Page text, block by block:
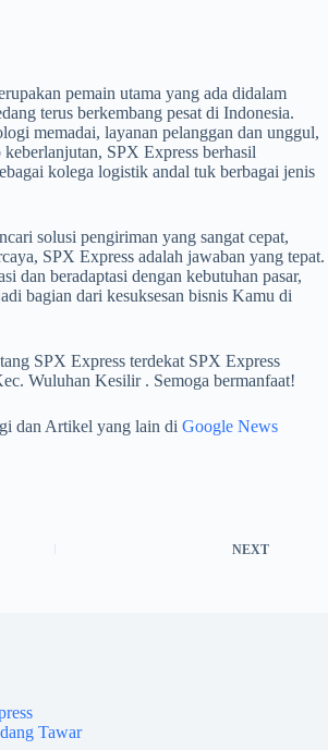
pemain utama yang ada didalam
terus berkembang pesat di Indonesia.
memadai, layanan pelanggan dan unggul,
SPX Express berhasil
kolega logistik andal tuk berbagai jenis
solusi pengiriman yang sangat cepat,
SPX Express adalah jawaban yang tepat.
dan beradaptasi dengan kebutuhan pasar,
bagian dari kesuksesan bisnis Kamu di
SPX Express terdekat SPX Express
Wuluhan Kesilir . Semoga bermanfaat!
dan Artikel yang lain di Google News
NEXT
Tawar